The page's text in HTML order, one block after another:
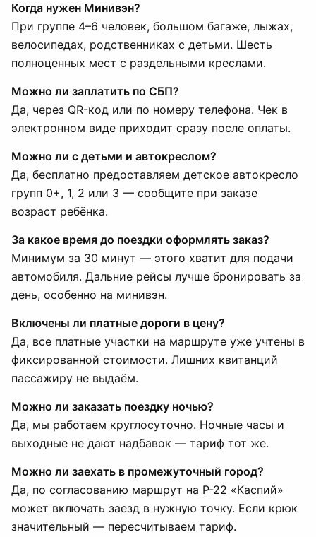
Когда нужен Минивэн?
При группе 4–6 человек, большом багаже, лыжах,
велосипедах, родственниках с детьми. Шесть
полноценных мест с раздельными креслами.
Можно ли заплатить по СБП?
Да, через QR-код или по номеру телефона. Чек в
электронном виде приходит сразу после оплаты.
Можно ли с детьми и автокреслом?
Да, бесплатно предоставляем детское автокресло
групп 0+, 1, 2 или 3 — сообщите при заказе
возраст ребёнка.
За какое время до поездки оформлять заказ?
Минимум за 30 минут — этого хватит для подачи
автомобиля. Дальние рейсы лучше бронировать за
день, особенно на минивэн.
Включены ли платные дороги в цену?
Да, все платные участки на маршруте уже учтены в
фиксированной стоимости. Лишних квитанций
пассажиру не выдаём.
Можно ли заказать поездку ночью?
Да, мы работаем круглосуточно. Ночные часы и
выходные не дают надбавок — тариф тот же.
Можно ли заехать в промежуточный город?
Да, по согласованию маршрут на Р-22 «Каспий»
может включать заезд в нужную точку. Если крюк
значительный — пересчитываем тариф.